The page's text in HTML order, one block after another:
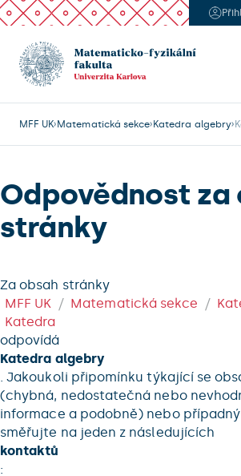
MFF UK Matematická sekce Katedra algebry
Odpovědnost za
stránky
Za obsah stránky
MFF UK
Matematická sekce
Katedra
odpovídá
Katedra algebry
. Jakoukoli připomínku týkající se
(chybná, nedostatečná nebo
informace a podobně) nebo
směřujte na jeden z následujících
kontaktů
: